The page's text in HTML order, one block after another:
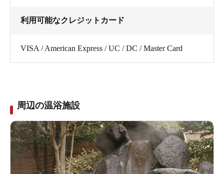
利用可能なクレジットカード
VISA / American Express / UC / DC / Master Card
周辺の温浴施設